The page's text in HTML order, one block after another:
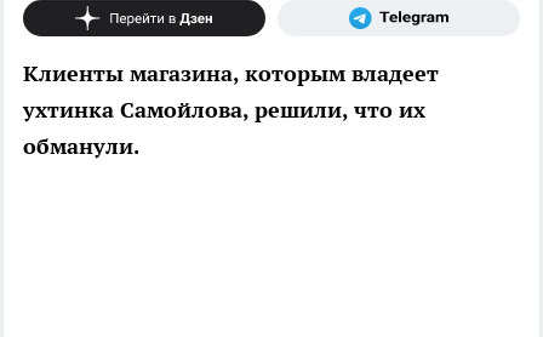
Клиенты магазина, которым владеет
ухтинка Самойлова, решили, что их
обманули.